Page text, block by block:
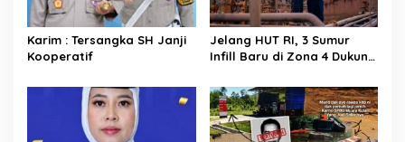
o
s
Karim : Tersangka SH Janji
Kooperatif
Jelang HUT RI, 3 Sumur
Infill Baru di Zona 4 Dukung